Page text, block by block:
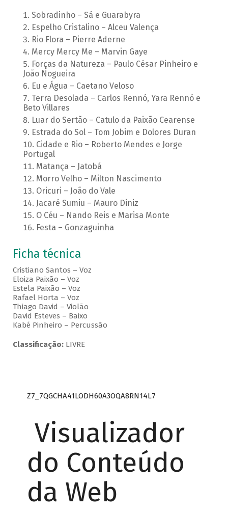
Sobradinho – Sá e Guarabyra
Espelho Cristalino – Alceu Valença
Rio Flora – Pierre Aderne
Mercy Mercy Me – Marvin Gaye
Forças da Natureza – Paulo César Pinheiro e
João Nogueira
Eu e Água – Caetano Veloso
Terra Desolada – Carlos Rennó, Yara Rennó e
Beto Villares
Luar do Sertão – Catulo da Paixão Cearense
Estrada do Sol – Tom Jobim e Dolores Duran
Cidade e Rio – Roberto Mendes e Jorge
Portugal
Matança – Jatobá
Morro Velho – Milton Nascimento
Oricuri – João do Vale
Jacaré Sumiu – Mauro Diniz
O Céu – Nando Reis e Marisa Monte
Festa – Gonzaguinha
Ficha técnica
Cristiano Santos – Voz
Eloiza Paixão – Voz
Estela Paixão – Voz
Rafael Horta – Voz
Thiago David – Violão
David Esteves – Baixo
Kabé Pinheiro – Percussão
Classificação:LIVRE
Z7_7QGCHA41LODH60A3OQA8RN14L7
Visualizador
do Conteúdo
da Web